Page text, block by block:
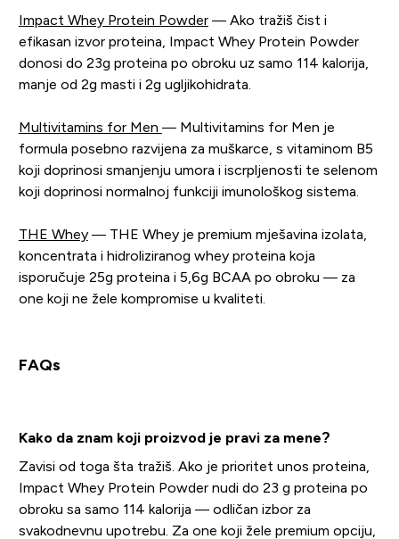
Impact Whey Protein Powder— Ako tražiš čist i
efikasan izvor proteina, Impact Whey Protein Powder
donosi do 23g proteina po obroku uz samo 114 kalorija,
manje od 2g masti i 2g ugljikohidrata.
Multivitamins for Men — Multivitamins for Men je
formula posebno razvijena za muškarce, s vitaminom B5
koji doprinosi smanjenju umora i iscrpljenosti te selenom
koji doprinosi normalnoj funkciji imunološkog sistema.
THE Whey— THE Whey je premium mješavina izolata,
koncentrata i hidroliziranog whey proteina koja
isporučuje 25g proteina i 5,6g BCAA po obroku — za
one koji ne žele kompromise u kvaliteti.
FAQs
Kako da znam koji proizvod je pravi za mene?
Zavisi od toga šta tražiš. Ako je prioritet unos proteina,
Impact Whey Protein Powder nudi do 23 g proteina po
obroku sa samo 114 kalorija — odličan izbor za
svakodnevnu upotrebu. Za one koji žele premium opciju,